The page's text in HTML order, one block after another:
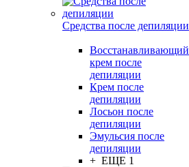
Средства после депиляции
Восстанавливающий
крем после
депиляции
Крем после
депиляции
Лосьон после
депиляции
Эмульсия после
депиляции
+ ЕЩЕ 1